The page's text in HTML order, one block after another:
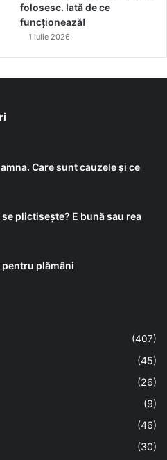
folosesc. Iată de ce
funcționează!
1 iulie 2026
Care sunt cauzele și ce
plictisește? E bună sau rea
pentru plămâni
(407)
(45)
(26)
(9)
(46)
(30)